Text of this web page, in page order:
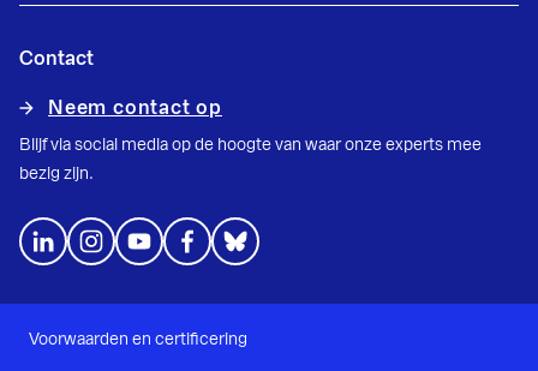
Contact
Neem contact op
Blijf via social media op de hoogte van waar onze experts mee
bezig zijn.
Voorwaarden en certificering